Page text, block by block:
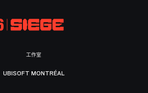
工作室
UBISOFT MONTRÉAL